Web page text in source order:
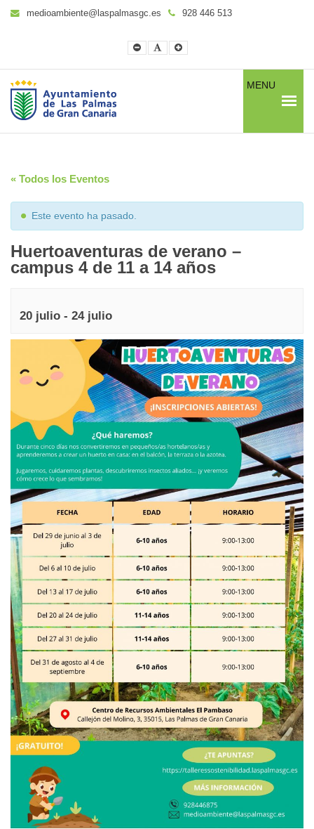
medioambiente@laspalmasgc.es 928 446 513
Smaller
Font
Default
Font
Larger
Font
MENU
« Todos los Eventos
Este evento ha pasado.
Huertoaventuras de verano –
campus 4 de 11 a 14 años
20 julio - 24 julio